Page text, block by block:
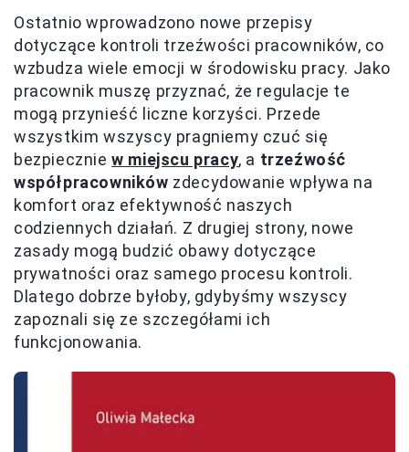
Ostatnio wprowadzono nowe przepisy
dotyczące kontroli trzeźwości pracowników, co
wzbudza wiele emocji w środowisku pracy. Jako
pracownik muszę przyznać, że regulacje te
mogą przynieść liczne korzyści. Przede
wszystkim wszyscy pragniemy czuć się
bezpieczniew miejscu pracy, a trzeźwość
współpracowników zdecydowanie wpływa na
komfort oraz efektywność naszych
codziennych działań. Z drugiej strony, nowe
zasady mogą budzić obawy dotyczące
prywatności oraz samego procesu kontroli.
Dlatego dobrze byłoby, gdybyśmy wszyscy
zapoznali się ze szczegółami ich
funkcjonowania.